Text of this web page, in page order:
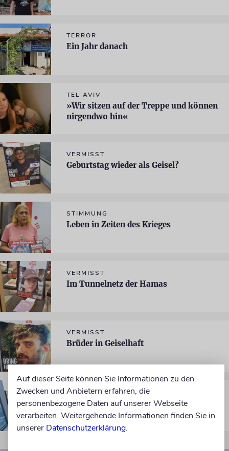
TERROR
Ein Jahr danach
TEL AVIV
»Wir sitzen auf der Treppe und können
nirgendwo hin«
VERMISST
Geburtstag wieder als Geisel?
STIMMUNG
Leben in Zeiten des Krieges
VERMISST
Im Tunnelnetz der Hamas
VERMISST
Brüder in Geiselhaft
VERMISST!
Nicht enden wollender Alptraum
Auf dieser Seite können Sie Informationen zu den
Zwecken und Anbietern erfahren, die
personenbezogene Daten auf unserer Webseite
verarbeiten. Weitergehende Informationen finden Sie in
unserer Datenschutzerklärung.